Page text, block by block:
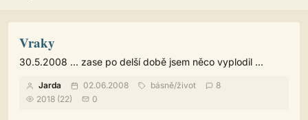
Vraky
30.5.2008 ... zase po delší době jsem něco vyplodil ...
Jarda 02.06.2008 básně/život
8
2018 (22)
0